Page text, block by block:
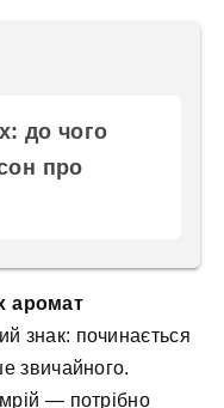
до чого
про
аромат
знак: починається
звичайного.
— потрібно